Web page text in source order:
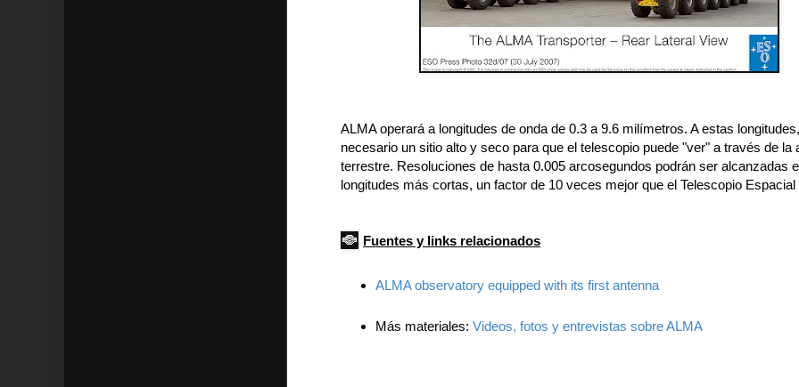
ALMA operará a longitudes de onda de 0.3 a 9.6 milímetros. A estas
necesario un sitio alto y seco para que el telescopio puede "ver" a través de la
terrestre. Resoluciones de hasta 0.005 arcosegundos podrán ser alcanzadas
longitudes más cortas, un factor de 10 veces mejor que el Telescopio Espacial
Fuentes y links relacionados
ALMA observatory equipped with its first antenna
Más materiales: Videos, fotos y entrevistas sobre ALMA